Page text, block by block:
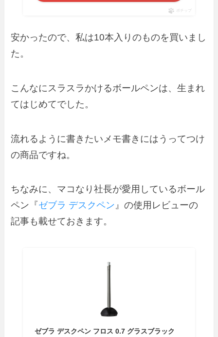
ポチップ
安かったので、私は10本入りのものを買いまし
た。
こんなにスラスラかけるボールペンは、生まれ
てはじめてでした。
流れるように書きたいメモ書きにはうってつけ
の商品ですね。
ちなみに、マコなり社長が愛用しているボール
ペン『ゼブラ デスクペン 』の使用レビューの
記事も載せておきます。
ゼブラ デスクペン フロス 0.7 グラスブラック